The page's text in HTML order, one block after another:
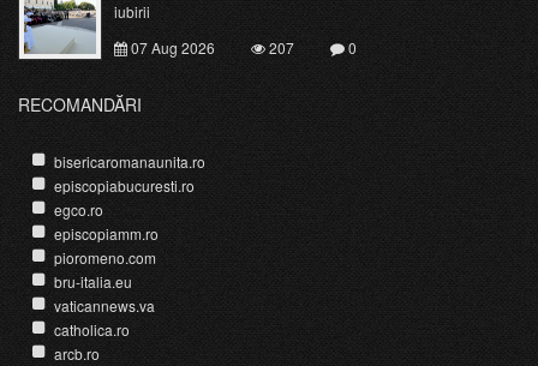
iubirii
07 Aug 2026
207 0
RECOMANDĂRI
bisericaromanaunita.ro
episcopiabucuresti.ro
egco.ro
episcopiamm.ro
pioromeno.com
bru-italia.eu
vaticannews.va
catholica.ro
arcb.ro